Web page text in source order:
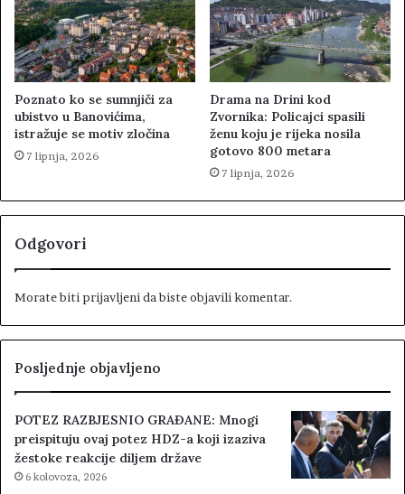
Poznato ko se sumnjiči za
ubistvo u Banovićima,
istražuje se motiv zločina
7 lipnja, 2026
Drama na Drini kod
Zvornika: Policajci spasili
ženu koju je rijeka nosila
gotovo 800 metara
7 lipnja, 2026
Odgovori
Morate biti prijavljeni da biste objavili komentar.
Posljednje objavljeno
POTEZ RAZBJESNIO GRAĐANE: Mnogi
preispituju ovaj potez HDZ-a koji izaziva
žestoke reakcije diljem države
6 kolovoza, 2026